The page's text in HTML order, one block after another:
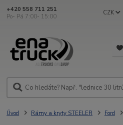
CZK
+420 558 711 251
Po- Pá 7:00- 15:00
Úvod Rámy a kryty STEELER Ford